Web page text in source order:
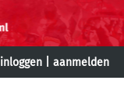
inloggen aanmelden